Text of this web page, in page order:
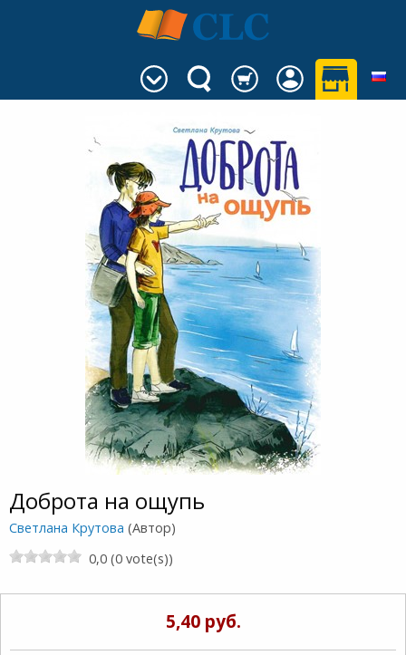
Доброта на ощупь
Светлана Крутова (Автор)
0,0 (0 vote(s))
5,40 руб.